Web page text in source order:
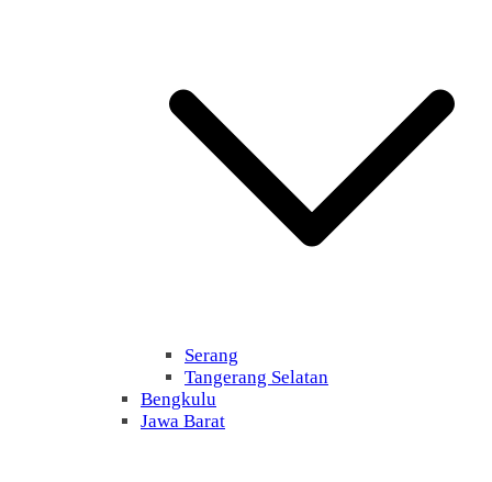
Serang
Tangerang Selatan
Bengkulu
Jawa Barat